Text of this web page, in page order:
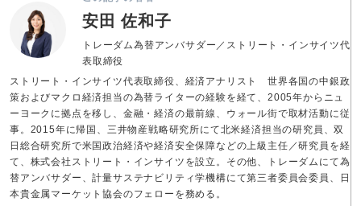
安田 佐和子
トレーダム為替アンバサダー／ストリート・インサイツ代
表取締役
ストリート・インサイツ代表取締役、経済アナリスト 世界各国の中銀政
策およびマクロ経済担当の為替ライターの経験を経て、2005年からニュ
ーヨークに拠点を移し、金融・経済の最前線、ウォール街で取材活動に従
事。2015年に帰国、三井物産戦略研究所にて北米経済担当の研究員、双
日総合研究所で米国政治経済や経済安全保障などの上級主任／研究員を経
て、株式会社ストリート・インサイツを設立。その他、トレーダムにて為
替アンバサダー、計量サステナビリティ学機構にて第三者委員会委員、日
本貴金属マーケット協会のフェローを務める。